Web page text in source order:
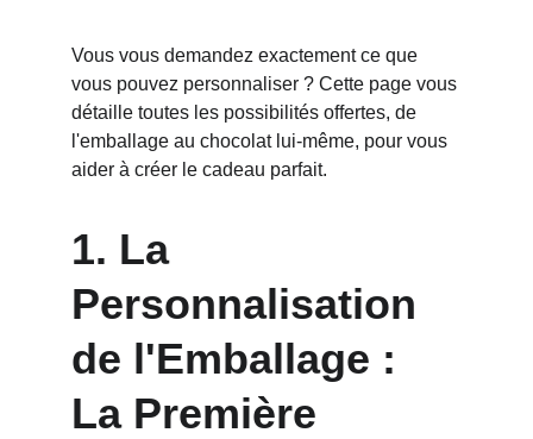
Vous vous demandez exactement ce que
vous pouvez personnaliser ? Cette page vous
détaille toutes les possibilités offertes, de
l'emballage au chocolat lui-même, pour vous
aider à créer le cadeau parfait.
1. La
Personnalisation
de l'Emballage :
La Première